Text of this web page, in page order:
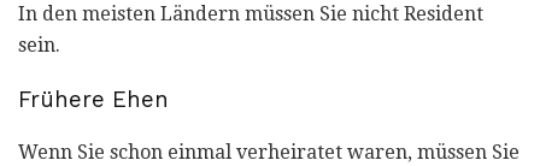
In den meisten Ländern müssen Sie nicht Resident
sein.
Frühere Ehen
Wenn Sie schon einmal verheiratet waren, müssen Sie